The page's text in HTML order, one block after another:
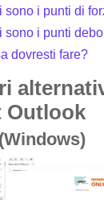
sono i punti di
sono i punti
dovresti fare?
Outlook